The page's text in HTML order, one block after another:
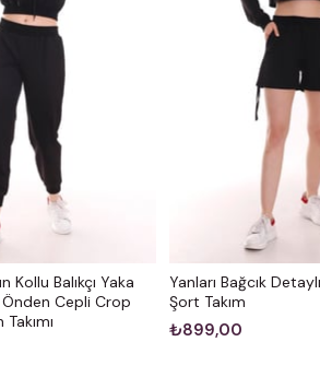
Kollu Balıkçı Yaka
Cepli Crop
Yanları Bağcık
Şort Takım
₺899,00